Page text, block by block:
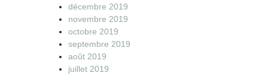
décembre 2019
novembre 2019
octobre 2019
septembre 2019
août 2019
juillet 2019